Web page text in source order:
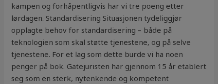
kampen og forhåpentligvis har vi tre poeng etter
lørdagen. Standardisering Situasjonen tydeliggjør
opplagte behov for standardisering – både på
teknologien som skal støtte tjenestene, og på selve
tjenestene. For et lag som dette burde vi ha noen
penger på bok. Gatejuristen har gjennom 15 år etablert
seg som en sterk, nytenkende og kompetent